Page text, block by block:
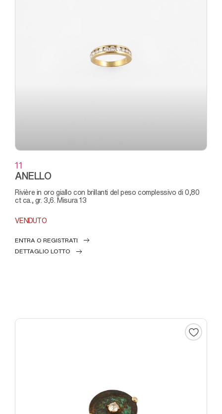
11
ANELLO
rivière in oro giallo con brillanti del peso complessivo di 0,80
ct ca., gr. 3,6. Misura 13
VENDUTO
ENTRA O REGISTRATI
DETTAGLIO LOTTO